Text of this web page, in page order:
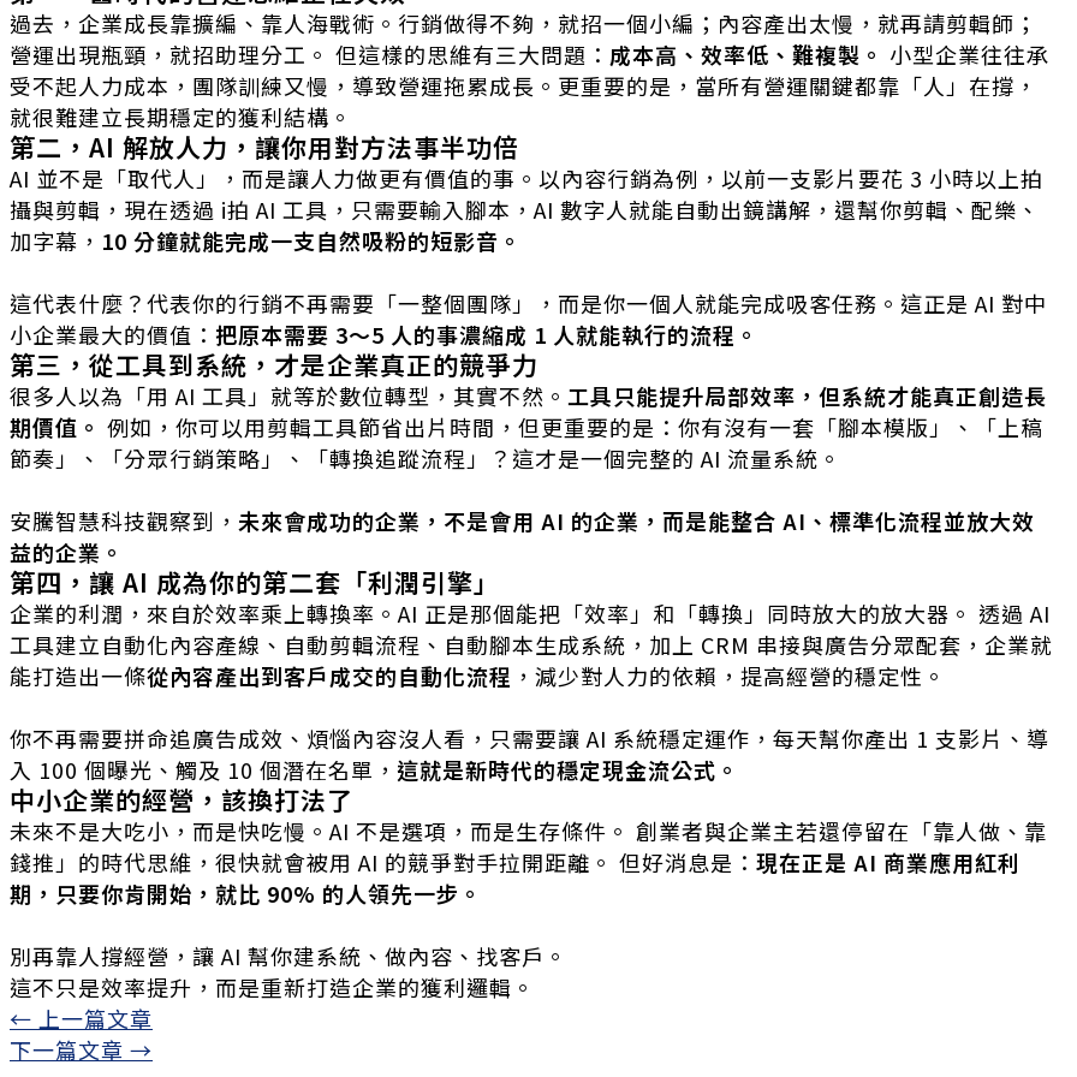
過去，企業成長靠擴編、靠人海戰術。行銷做得不夠，就招一個小編；內容產出太慢，就再請剪輯師；
營運出現瓶頸，就招助理分工。 但這樣的思維有三大問題： 成本高、效率低、難複製。 小型企業往往承
受不起人力成本，團隊訓練又慢，導致營運拖累成長。更重要的是，當所有營運關鍵都靠「人」在撐，
就很難建立長期穩定的獲利結構。
第二，AI 解放人力，讓你用對方法事半功倍
AI 並不是「取代人」，而是讓人力做更有價值的事。以內容行銷為例，以前一支影片要花 3 小時以上拍
攝與剪輯，現在透過 i拍 AI 工具，只需要輸入腳本，AI 數字人就能自動出鏡講解，還幫你剪輯、配樂、
加字幕， 10 分鐘就能完成一支自然吸粉的短影音。
這代表什麼？代表你的行銷不再需要「一整個團隊」，而是你一個人就能完成吸客任務。這正是 AI 對中
小企業最大的價值： 把原本需要 3～5 人的事濃縮成 1 人就能執行的流程。
第三，從工具到系統，才是企業真正的競爭力
很多人以為「用 AI 工具」就等於數位轉型，其實不然。 工具只能提升局部效率，但系統才能真正創造長
期價值。 例如，你可以用剪輯工具節省出片時間，但更重要的是：你有沒有一套「腳本模版」、「上稿
節奏」、「分眾行銷策略」、「轉換追蹤流程」？這才是一個完整的 AI 流量系統。
安騰智慧科技觀察到， 未來會成功的企業，不是會用 AI 的企業，而是能整合 AI、標準化流程並放大效
益的企業。
第四，讓 AI 成為你的第二套「利潤引擎」
企業的利潤，來自於效率乘上轉換率。AI 正是那個能把「效率」和「轉換」同時放大的放大器。 透過 AI
工具建立自動化內容產線、自動剪輯流程、自動腳本生成系統，加上 CRM 串接與廣告分眾配套，企業就
能打造出一條從內容產出到客戶成交的自動化流程 ，減少對人力的依賴，提高經營的穩定性。
你不再需要拼命追廣告成效、煩惱內容沒人看，只需要讓 AI 系統穩定運作，每天幫你產出 1 支影片、導
入 100 個曝光、觸及 10 個潛在名單， 這就是新時代的穩定現金流公式。
中小企業的經營，該換打法了
未來不是大吃小，而是快吃慢。AI 不是選項，而是生存條件。 創業者與企業主若還停留在「靠人做、靠
錢推」的時代思維，很快就會被用 AI 的競爭對手拉開距離。 但好消息是： 現在正是 AI 商業應用紅利
期，只要你肯開始，就比 90% 的人領先一步。
別再靠人撐經營，讓 AI 幫你建系統、做內容、找客戶。
這不只是效率提升，而是重新打造企業的獲利邏輯。
← 上一篇文章
下一篇文章 →